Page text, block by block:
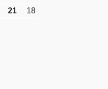
21
18